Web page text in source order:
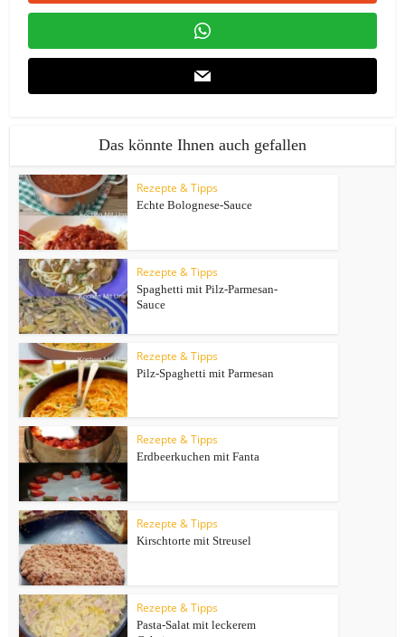
Das könnte Ihnen auch gefallen
Rezepte & Tipps
Echte Bolognese-Sauce
Rezepte & Tipps
Spaghetti mit Pilz-Parmesan-
Sauce
Rezepte & Tipps
Pilz-Spaghetti mit Parmesan
Rezepte & Tipps
Erdbeerkuchen mit Fanta
Rezepte & Tipps
Kirschtorte mit Streusel
Rezepte & Tipps
Pasta-Salat mit leckerem